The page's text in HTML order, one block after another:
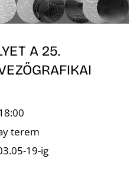
A 25.
terem
19-ig